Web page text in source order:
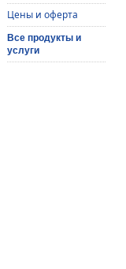
Цены и оферта
Все продукты и
услуги